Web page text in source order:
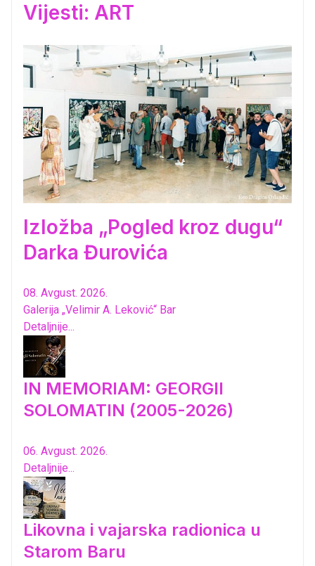
Vijesti: ART
Izložba „Pogled kroz dugu“
Darka Đurovića
08. Avgust. 2026.
Galerija „Velimir A. Leković“ Bar
Detaljnije...
IN MEMORIAM: GEORGII
SOLOMATIN (2005-2026)
06. Avgust. 2026.
Detaljnije...
Likovna i vajarska radionica u
Starom Baru